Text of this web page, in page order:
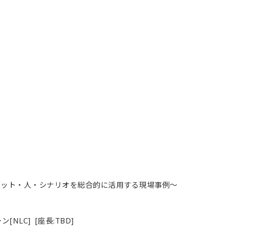
ト・人・シナリオを総合的に活用する現場事例～
ン[NLC] [座長:TBD]